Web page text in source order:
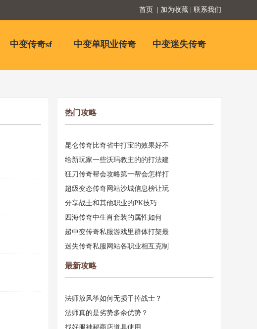
首页 | 加为收藏 | 联系我们
中变传奇sf 中变单职业传奇 中变迷失传奇
热门攻略
昆仑传奇比奇省中打宝的效果好不
给新玩家一些沃玛教主的的打法建
狂刀传奇帮会攻略第一帮会怎样打
超级变态传奇网站沙城信息榜让玩
分享战士和其他职业的PK技巧
四海传奇中生肖套装的属性如何
超中变传奇私服游戏里群体打架最
迷失传奇私服网站各职业相互克制
最新攻略
法师放风筝如何无损干掉战士？
法师真的是劣势多余优势？
找好服神秘商店道具使用